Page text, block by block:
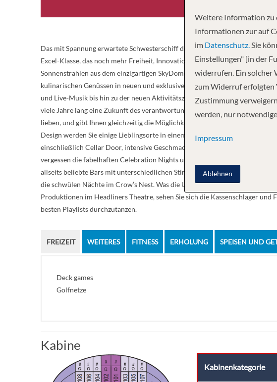
Das mit Spannung erwartete Schwesterschiff der Iona, die Arvia, stößt im
Excel-Klasse, das noch mehr Freiheit, Innovation und Vielfalt bietet als je
Sonnenstrahlen aus dem einzigartigen SkyDome des Arvia. Genießen Sie
kulinarischen Genüssen in neuen und exklusiven Restaurants. Entspannen
und Live-Musik bis hin zu der neuen Aktivitätszone „Altitude“. Auch die
viele Jahre lang eine Zukunft des verantwortungsvollen Reisens gestalten.
lieben, und gibt Ihnen gleichzeitig die Möglichkeit, brandneue Orte zu
Design werden Sie einige Lieblingsorte in einem völlig neuen Glanz sehen.
einschließlich Cellar Door, intensive Geschmackserlebnisse im The Beach
vergessen die fabelhaften Celebration Nights und die exzellente Küche, die
allseits beliebte Bars mit unterschiedlichen Stimmungen für jede Laune.
die schwülen Nächte im Crow’s Nest. Was die Unterhaltung angeht, haben
Produktionen im Headliners Theatre, sehen Sie sich die Kassenschlager und
besten Playlists durchzutanzen.
FREIZEIT WEITERES FITNESS ERHOLUNG SPEISEN UND
Deck games
Golfnetze
Kabine
Kabinenkategorie
Weitere Information zu
Informationen zur auf
im Datenschutz.Sie
Einstellungen" [in der
widerrufen. Ein solcher
zum Widerruf erfolgten
Zustimmung
werden, nur
Impressum
Ablehnen